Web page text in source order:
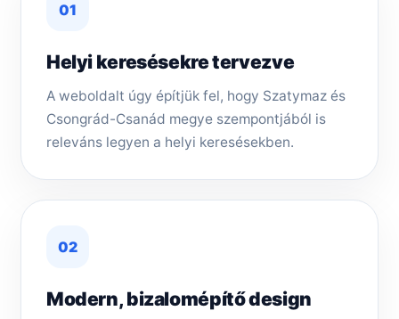
01
Helyi keresésekre tervezve
A weboldalt úgy építjük fel, hogy Szatymaz és
Csongrád-Csanád megye szempontjából is
releváns legyen a helyi keresésekben.
02
Modern, bizalomépítő design